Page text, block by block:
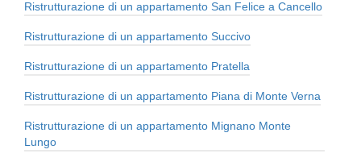
Ristrutturazione di un appartamento San Felice a Cancello
Ristrutturazione di un appartamento Succivo
Ristrutturazione di un appartamento Pratella
Ristrutturazione di un appartamento Piana di Monte Verna
Ristrutturazione di un appartamento Mignano Monte
Lungo